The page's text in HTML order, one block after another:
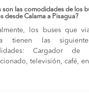
son las comodidades de los
desde Calama a Pisagua?
los buses que
tienen las
Cargador de
televisión, café,